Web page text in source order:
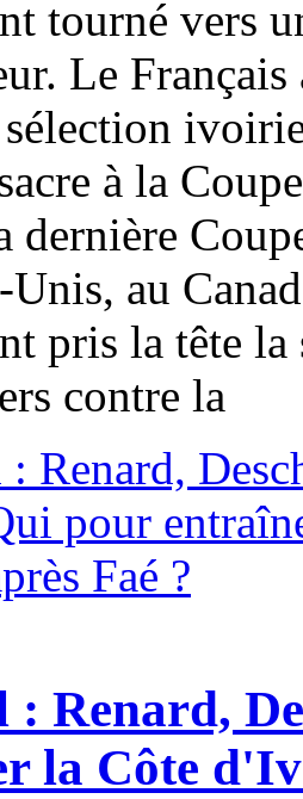
tourné vers
Le
à la
dernière
Unis, au
pris la tête
contre la
: Renard,
la Côte